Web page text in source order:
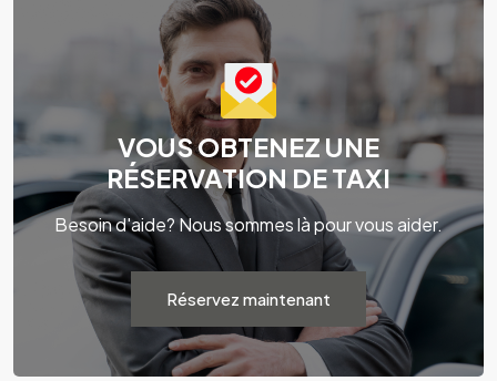
VOUS OBTENEZ UNE
RÉSERVATION DE TAXI
Besoin d'aide? Nous sommes là pour vous aider.
Réservez maintenant